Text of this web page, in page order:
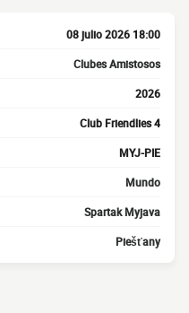
08 julio 2026 18:00
Clubes Amistosos
2026
Club Friendlies 4
MYJ-PIE
Mundo
Spartak Myjava
Piešťany